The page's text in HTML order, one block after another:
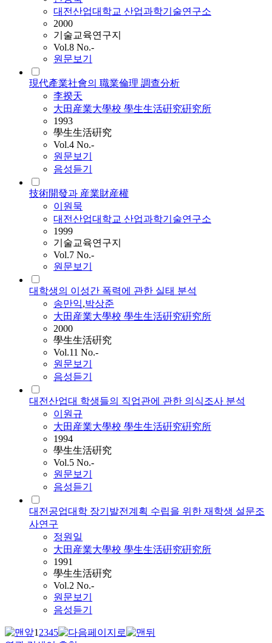
대전산업대학교 산업과학기술연구소
2000
기술교육연구지
Vol.8 No.-
원문보기
現代產業社會의 職業倫理 調查分析
李揆天
大田産業大學校 學生生活硏究硏究所
1993
學生生活硏究
Vol.4 No.-
원문보기
음성듣기
技術開發과 産業財産權
이원묵
대전산업대학교 산업과학기술연구소
1999
기술교육연구지
Vol.7 No.-
원문보기
대학생의 이성간 폭력에 관한 실태 분석
송만익,박상준
大田産業大學校 學生生活硏究硏究所
2000
學生生活硏究
Vol.11 No.-
원문보기
음성듣기
대전산업대 학생들의 직업관에 관한 의식조사 분석
이원규
大田産業大學校 學生生活硏究硏究所
1994
學生生活硏究
Vol.5 No.-
원문보기
음성듣기
대전공업대학 장기발전계획 수립을 위한 재학생 설문조
사연구
정원일
大田産業大學校 學生生活硏究硏究所
1991
學生生活硏究
Vol.2 No.-
원문보기
음성듣기
12345